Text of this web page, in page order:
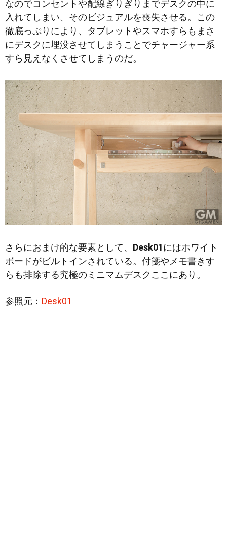
なのでコンセントや配線ぎりぎりまでデスクの中に
入れてしまい、そのビジュアルを喪失させる。この
徹底っぷりにより、タブレットやスマホすらもまさ
にデスクに埋没させてしまうことでチャージャー系
すら見えなくさせてしまうのだ。
さらにおまけ的な要素として、 Desk01にはホワイト
ボードがビルトインされている。付箋やメモ書きす
らも排除する究極のミニマムデスクここにあり。
参照元： Desk01